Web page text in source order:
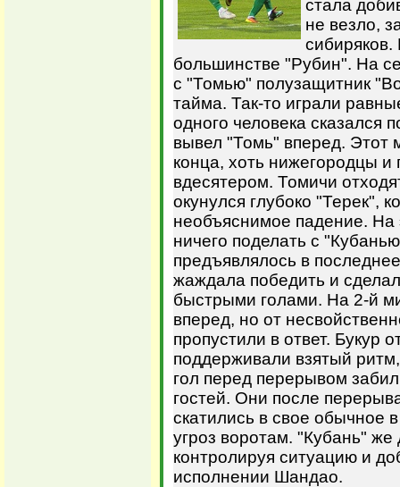
стала
не везло,
большинстве "Рубин". На
с "Томью" полузащитник
тайма. Так-то играли
одного человека сказался
вывел "Томь" вперед. Этот
конца, хоть нижегородцы и
вдесятером. Томичи
окунулся глубоко "Терек",
необъяснимое падение. На
ничего поделать с
предъявлялось в
жаждала победить и
быстрыми голами. На 2-й
вперед, но от
пропустили в ответ. Букур
поддерживали взятый
гол перед перерывом
гостей. Они после
скатились в свое обычное
угроз воротам. "Кубань"
контролируя ситуацию и
исполнении Шандао.